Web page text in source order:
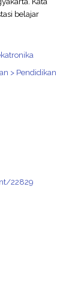
belajar
> Pendidikan
22829